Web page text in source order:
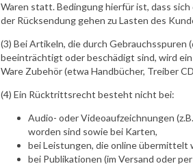
Waren statt. Bedingung hierfür ist, dass
der Rücksendung gehen zu Lasten des
(3) Bei Artikeln, die durch Gebrauchsspuren
beeinträchtigt oder beschädigt sind, wird
Ware Zubehör (etwa Handbücher, Treiber
(4) Ein Rücktrittsrecht besteht nicht bei:
Audio- oder Videoaufzeichnungen
worden sind sowie bei Karten,
bei Leistungen, die online übermittelt
bei Publikationen (im Versand oder